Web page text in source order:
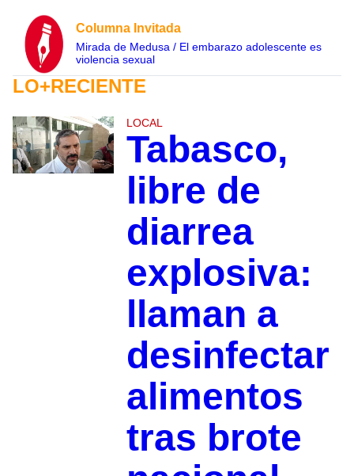
Columna Invitada
Mirada de Medusa / El embarazo adolescente es
violencia sexual
LO+RECIENTE
LOCAL
Tabasco,
libre de
diarrea
explosiva:
llaman a
desinfectar
alimentos
tras brote